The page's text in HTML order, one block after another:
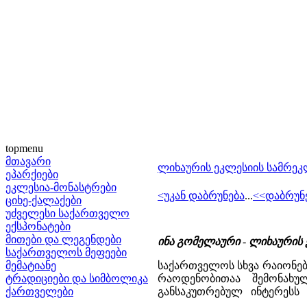
topmenu
მთავარი
ეპარქიები
ეკლესია-მონასტრები
ციხე-ქალაქები
უძველესი საქართველო
ექსპონატები
მითები და ლეგენდები
საქართველოს მეფეები
მემატიანე
ტრადიციები და სიმბოლიკა
ქართველები
ლიხაურის ეკლესიის
<უკან დაბრუნება...
ინა გომელაური- ლიხაურის
საქართველოს სხვა
რაოდენობითაა
განსაკუთრებულ